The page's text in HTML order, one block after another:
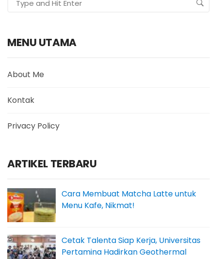
MENU UTAMA
About Me
Kontak
Privacy Policy
ARTIKEL TERBARU
Cara Membuat Matcha Latte untuk
Menu Kafe, Nikmat!
Cetak Talenta Siap Kerja, Universitas
Pertamina Hadirkan Geothermal